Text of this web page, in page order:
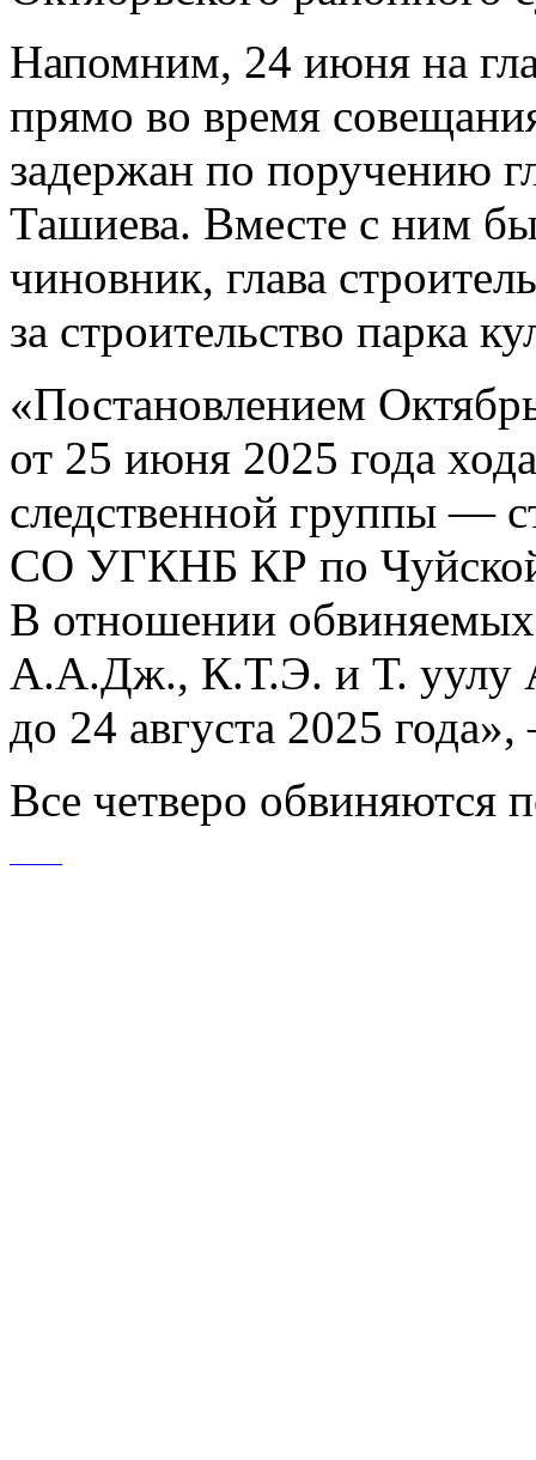
Напомним, 24 июня на
прямо во время
задержан по поручению
Ташиева. Вместе с ним
чиновник, глава
за строительство парка
«Постановлением
от 25 июня 2025 года
следственной группы —
СО УГКНБ КР по Чуйской
В отношении
А.А.Дж., К.Т.Э. и Т. уулу
до 24 августа 2025
Все четверо обвиняются